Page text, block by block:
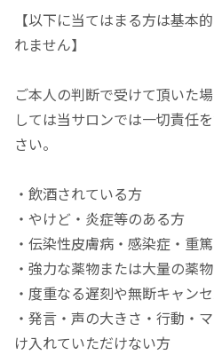
【以下に当てはまる方は基本
れません】
ご本人の判断で受けて頂いた
しては当サロンでは一切責任
さい。
・飲酒されている方
・やけど・炎症等のある方
・伝染性皮膚病・感染症・重
・強力な薬物または大量の薬
・度重なる遅刻や無断キャン
・発言・声の大きさ・行動・
け入れていただけない方